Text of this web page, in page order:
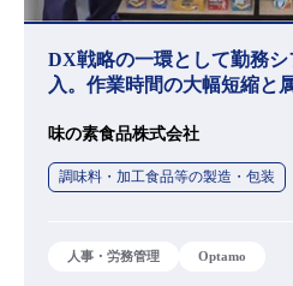
DX戦略の一環として勤務
入。作業時間の大幅短縮と
味の素食品株式会社
調味料・加工食品等の製造・包装
人事・労務管理 Optamo